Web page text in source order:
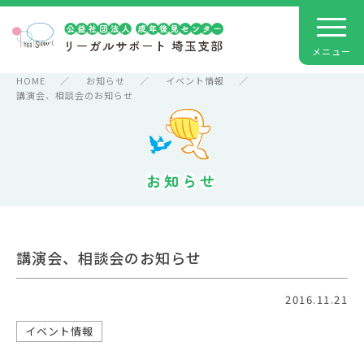
お知らせ
HOME お知らせ
イベント情報
講演会、相談会のお知らせ
講演会、相談会のお知らせ
2016.11.21
イベント情報